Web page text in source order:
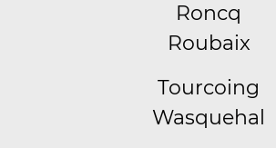
Roncq
Roubaix
Tourcoing
Wasquehal